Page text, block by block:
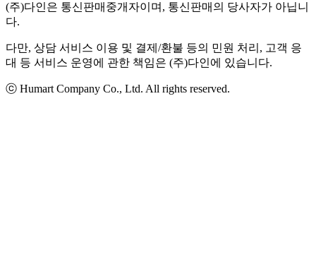
(주)다인은 통신판매중개자이며, 통신판매의 당사자가 아닙니
다.
다만, 상담 서비스 이용 및 결제/환불 등의 민원 처리, 고객 응
대 등 서비스 운영에 관한 책임은 (주)다인에 있습니다.
ⓒ Humart Company Co., Ltd. All rights reserved.